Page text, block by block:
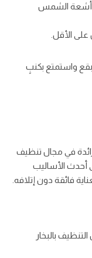
أشعة الشمس
الأقل.
واستمتع بكنبٍ
في مجال تنظيف
أحدث الأساليب
فائقة دون إتلافه.
بالبخار